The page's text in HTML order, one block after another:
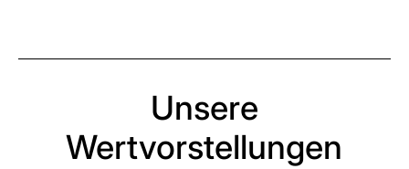
Unsere
Wertvorstellungen